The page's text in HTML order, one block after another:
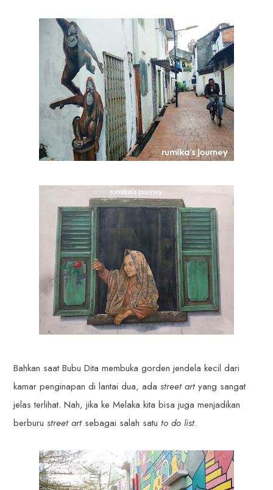
Bahkan saat Bubu Dita membuka gorden jendela kecil dari
kamar penginapan di lantai dua, ada street artyang sangat
jelas terlihat. Nah, jika ke Melaka kita bisa juga menjadikan
berburustreet art sebagai salah satu to do list.